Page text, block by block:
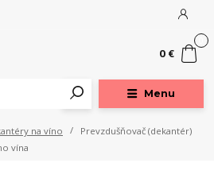
Menu
0 €
na víno
Prevzdušňovač (dekantér)
vína